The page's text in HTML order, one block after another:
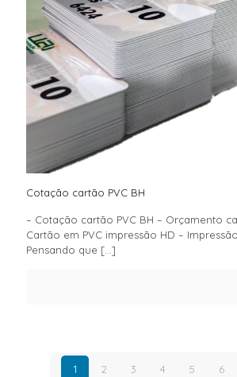
Cotação cartão PVC BH
– Cotação cartão PVC BH – Orçamento
Cartão em PVC impressão HD –
Pensando que […]
1 2 3 4 5 6